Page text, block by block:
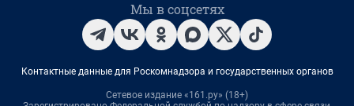
Мы в соцсетях
Контактные данные для Роскомнадзора и государственных органов
Сетевое издание «161.ру» (18+)